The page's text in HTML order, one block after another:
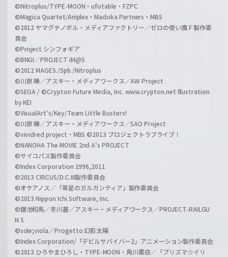
©Nitroplus/TYPE-MOON・ufotable・FZPC
©Magica Quartet/Aniplex・Madoka Partners・MBS
©2012 ヤマグチノボル・メディアファクトリー／ゼロの使い魔Ｆ製作委
員会
©Project シンフォギア
©BNGI／PROJECT iM@S
©2012 MAGES./5pb./Nitroplus
©川原 礫／アスキー・メディアワークス／AW Project
©SEGA / ©Crypton Future Media, Inc. www.crypton.net Illustration
by KEI
©VisualArt's/Key/Team Little Busters!
©川原 礫／アスキー・メディアワークス／SAO Project
©vividred project・MBS ©2013 プロジェクトラブライブ！
©NANOHA The MOVIE 2nd A's PROJECT
©サイコパス製作委員会
©Index Corporation 1996,2011
©2013 CIRCUS/D.C.III製作委員会
©オケアノス／「翠星のガルガンティア」製作委員会
©2013 Nippon Ichi Software, Inc.
©鎌池和馬／冬川基／アスキー・メディアワークス／PROJECT-RAILGU
N S
©sole;viola／Progetto 幻影太陽
©Index Corporation/「デビルサバイバー2」アニメーション製作委員会
©2013 ひろやまひろし・TYPE-MOON・角川書店／「プリズマ☆イリ